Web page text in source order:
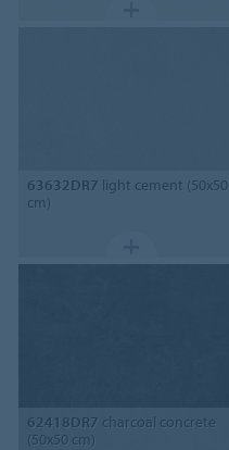
63632DR7 light cement (50x50
cm)
62418DR7 charcoal concrete
(50x50 cm)